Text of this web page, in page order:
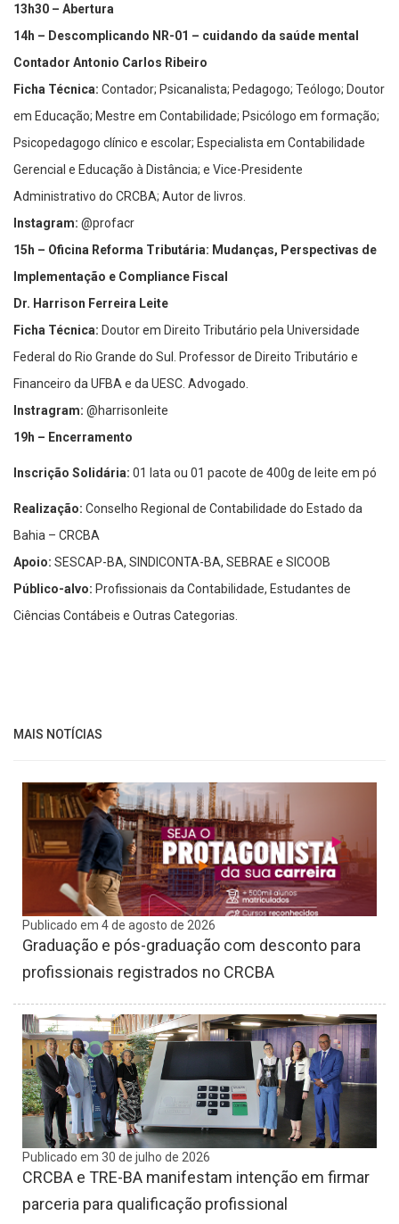
13h30 – Abertura
14h – Descomplicando NR-01 – cuidando da saúde mental
Contador Antonio Carlos Ribeiro
Ficha Técnica: Contador; Psicanalista; Pedagogo; Teólogo; Doutor
em Educação; Mestre em Contabilidade; Psicólogo em formação;
Psicopedagogo clínico e escolar; Especialista em Contabilidade
Gerencial e Educação à Distância; e Vice-Presidente
Administrativo do CRCBA; Autor de livros.
Instagram: @profacr
15h – Oficina Reforma Tributária: Mudanças, Perspectivas de
Implementação e Compliance Fiscal
Dr. Harrison Ferreira Leite
Ficha Técnica: Doutor em Direito Tributário pela Universidade
Federal do Rio Grande do Sul. Professor de Direito Tributário e
Financeiro da UFBA e da UESC. Advogado.
Instragram: @harrisonleite
19h – Encerramento
Inscrição Solidária: 01 lata ou 01 pacote de 400g de leite em pó
Realização: Conselho Regional de Contabilidade do Estado da
Bahia – CRCBA
Apoio: SESCAP-BA, SINDICONTA-BA, SEBRAE e SICOOB
Público-alvo: Profissionais da Contabilidade, Estudantes de
Ciências Contábeis e Outras Categorias.
MAIS NOTÍCIAS
Publicado em 4 de agosto de 2026
Graduação e pós-graduação com desconto para
profissionais registrados no CRCBA
Publicado em 30 de julho de 2026
CRCBA e TRE-BA manifestam intenção em firmar
parceria para qualificação profissional